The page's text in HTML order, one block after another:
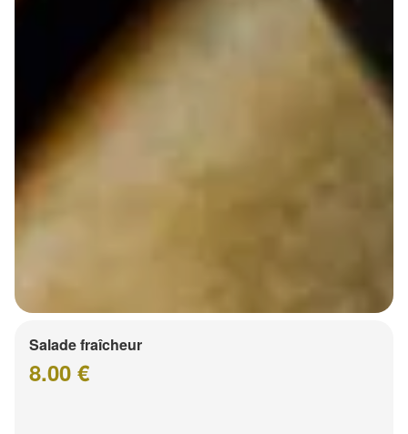
Salade fraîcheur
8.00 €